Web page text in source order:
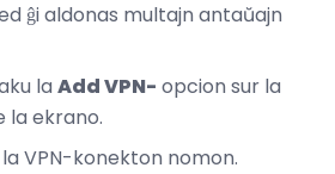
ĝi aldonas multajn antaŭajn
la Add VPN- opcion sur la
la ekrano.
VPN-konekton nomon.